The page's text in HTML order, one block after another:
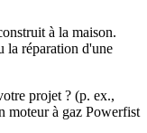
à la maison.
la réparation d'une
projet ? (p. ex.,
moteur à gaz Powerfist